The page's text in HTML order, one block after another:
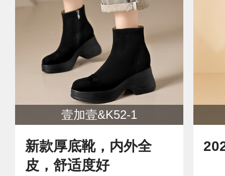
壹加壹&K52-1
新款厚底靴，内外全
皮，舒适度好